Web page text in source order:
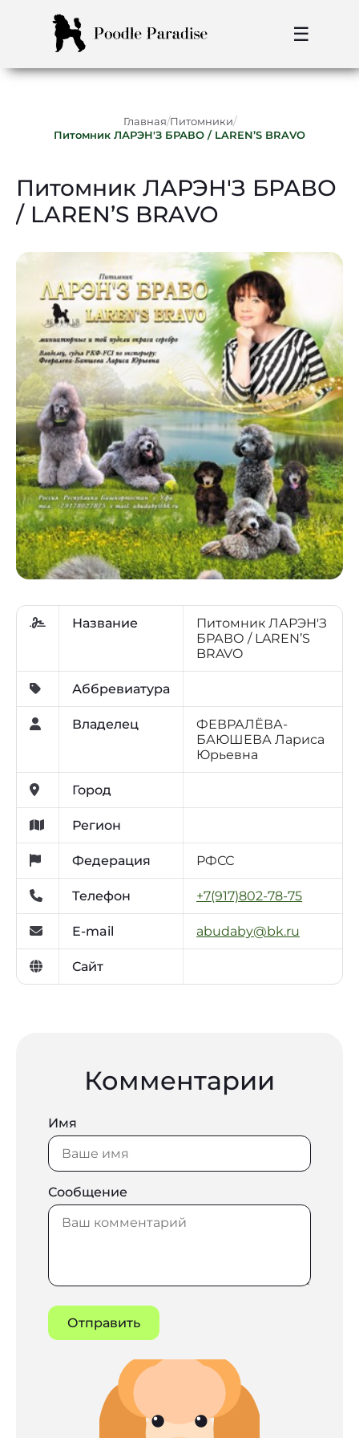
☰
Главная/Питомники/
Питомник ЛАРЭН'З БРАВО / LAREN’S BRAVO
Питомник ЛАРЭН'З БРАВО
/ LAREN’S BRAVO
Название
Питомник ЛАРЭН'З
БРАВО / LAREN’S
BRAVO
Аббревиатура
Владелец
ФЕВРАЛЁВА-
БАЮШЕВА Лариса
Юрьевна
Город
Регион
Федерация РФСС
Телефон +7(917)802-78-75
E-mail abudaby@bk.ru
Сайт
Комментарии
Имя
Сообщение
Отправить